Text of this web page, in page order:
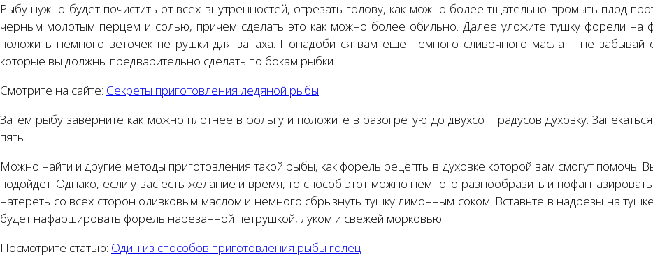
Рыбу нужно будет почистить от всех внутренностей, отрезать голову, как можно более тщательно промыть плод
черным молотым перцем и солью, причем сделать это как можно более обильно. Далее уложите тушку форели на
положить немного веточек петрушки для запаха. Понадобится вам еще немного сливочного масла – не
которые вы должны предварительно сделать по бокам рыбки.
Смотрите на сайте: Секреты приготовления ледяной рыбы
Затем рыбу заверните как можно плотнее в фольгу и положите в разогретую до двухсот градусов духовку.
пять.
Можно найти и другие методы приготовления такой рыбы, как форель рецепты в духовке которой вам смогут
подойдет. Однако, если у вас есть желание и время, то способ этот можно немного разнообразить и
натереть со всех сторон оливковым маслом и немного сбрызнуть тушку лимонным соком. Вставьте в надрезы на
будет нафаршировать форель нарезанной петрушкой, луком и свежей морковью.
Посмотрите статью: Один из способов приготовления рыбы голец